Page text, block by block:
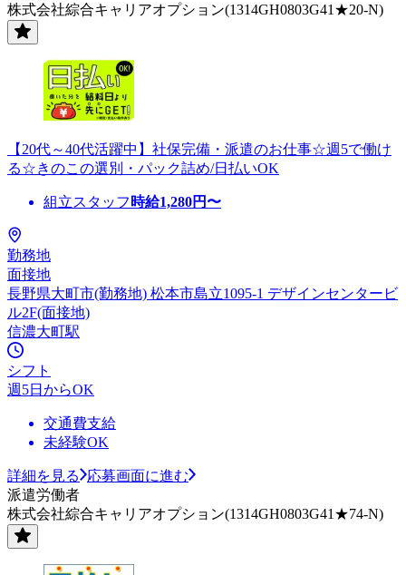
株式会社綜合キャリアオプション(1314GH0803G41★20-N)
【20代～40代活躍中】社保完備・派遣のお仕事☆週5で働け
る☆きのこの選別・パック詰め/日払いOK
組立スタッフ 時給1,280円〜
勤務地
面接地
長野県大町市(勤務地) 松本市島立1095-1 デザインセンタービ
ル2F(面接地)
信濃大町駅
シフト
週5日からOK
交通費支給
未経験OK
詳細を見る
応募画面に進む
派遣労働者
株式会社綜合キャリアオプション(1314GH0803G41★74-N)